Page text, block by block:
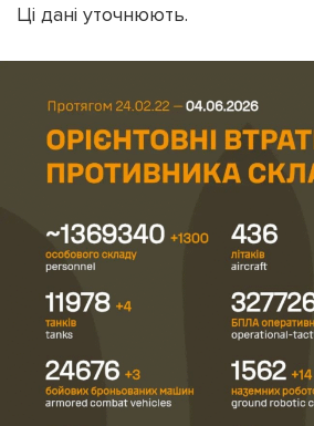
Ці дані уточнюють.